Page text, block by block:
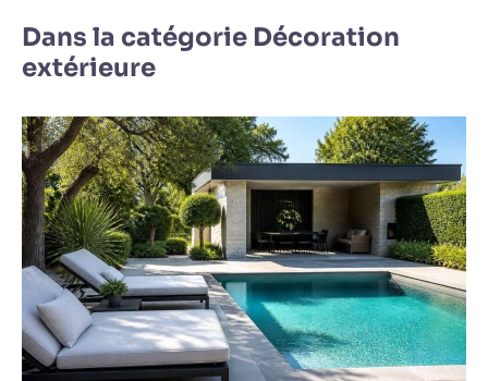
Dans la catégorie Décoration
extérieure